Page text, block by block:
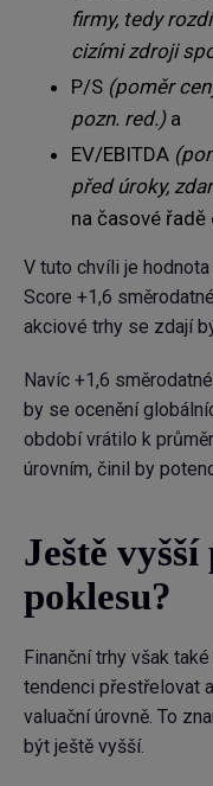
firmy, tedy
cizími zdroji
P/S (poměr
pozn. red.) a
EV/EBITDA
před úroky,
na časové řadě
V tuto chvíli je
Score +1,6
akciové trhy se zdají
Navíc +1,6
by se ocenění
období vrátilo k
úrovním, činil by
Ještě
poklesu?
Finanční trhy však
tendenci přestřelovat
valuační úrovně. To
být ještě vyšší.